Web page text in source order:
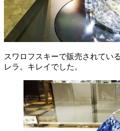
スワロフスキーで販売されてい
レラ。キレイでした。